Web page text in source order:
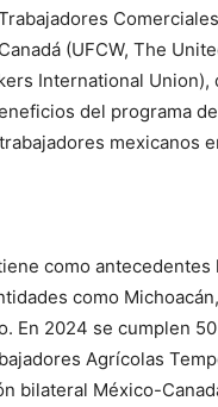
(UFCW, The
International Union),
del programa
mexicanos
como antecedentes
como
En 2024 se cumplen
Agrícolas
bilateral México-